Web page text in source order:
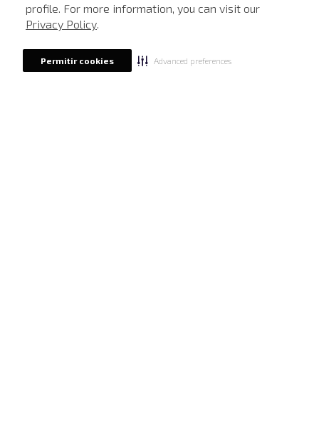
profile. For more information, you can visit our
Privacy Policy.
Permitir cookies Advanced preferences
Eu li, estou ciente das condições de tratamento dos meus dados pessoais e forneço